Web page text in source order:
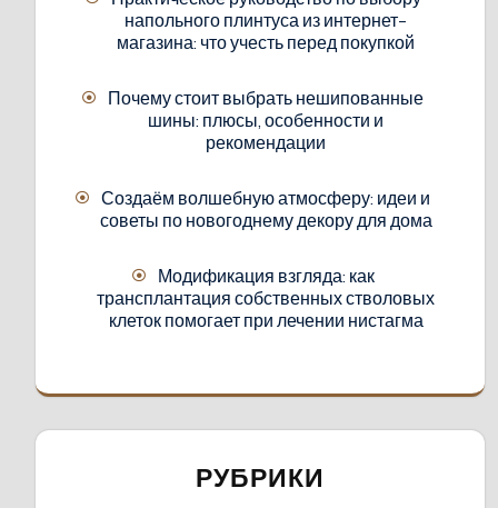
напольного плинтуса из интернет-
магазина: что учесть перед покупкой
Почему стоит выбрать нешипованные
шины: плюсы, особенности и
рекомендации
Создаём волшебную атмосферу: идеи и
советы по новогоднему декору для дома
Модификация взгляда: как
трансплантация собственных стволовых
клеток помогает при лечении нистагма
РУБРИКИ